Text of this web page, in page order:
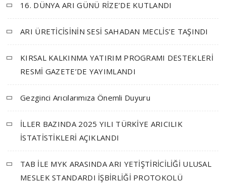
16. DÜNYA ARI GÜNÜ RİZE’DE KUTLANDI
ARI ÜRETİCİSİNİN SESİ SAHADAN MECLİS’E TAŞINDI
KIRSAL KALKINMA YATIRIM PROGRAMI DESTEKLERİ
RESMİ GAZETE’DE YAYIMLANDI
Gezginci Arıcılarımıza Önemli Duyuru
İLLER BAZINDA 2025 YILI TÜRKİYE ARICILIK
İSTATİSTİKLERİ AÇIKLANDI
TAB İLE MYK ARASINDA ARI YETİŞTİRİCİLİĞİ ULUSAL
MESLEK STANDARDI İŞBİRLİĞİ PROTOKOLÜ